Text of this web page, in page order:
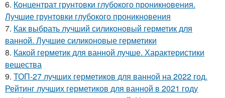
6. Концентрат грунтовки глубокого проникновения.
Лучшие грунтовки глубокого проникновения
7. Как выбрать лучший силиконовый герметик для
ванной. Лучшие силиконовые герметики
8. Какой герметик для ванной лучше. Характеристики
вещества
9. ТОП-27 лучших герметиков для ванной на 2022 год.
Рейтинг лучших герметиков для ванной в 2021 году